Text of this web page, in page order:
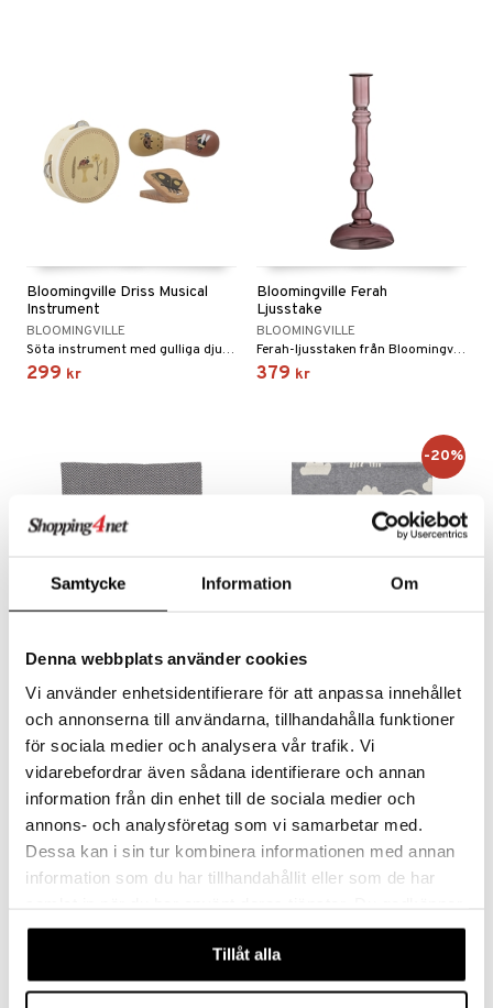
Samtycke Information Om
Denna webbplats använder cookies
Vi använder enhetsidentifierare för att anpassa innehållet
och annonserna till användarna, tillhandahålla funktioner
för sociala medier och analysera vår trafik. Vi
vidarebefordrar även sådana identifierare och annan
information från din enhet till de sociala medier och
annons- och analysföretag som vi samarbetar med.
Dessa kan i sin tur kombinera informationen med annan
information som du har tillhandahållit eller som de har
våra cookies vid fortsatt användande av vår webbplats.
Tillåt alla
Bloomingville Driss Musical
Instrument
BLOOMINGVILLE
Söta instrument med gulliga djur på.
299 kr
Bloomingville Ferah
Ljusstake
BLOOMINGVILLE
Ferah-ljusstaken från Bloomingville presenterar en organisk siluett med geometriska detaljer och en cylindrisk bas för ljuset.
379 kr
BLOOMINGVILLE
349 kr
Moln/Regnbågar
BLOOMINGVILLE
159 kr 199
-20%